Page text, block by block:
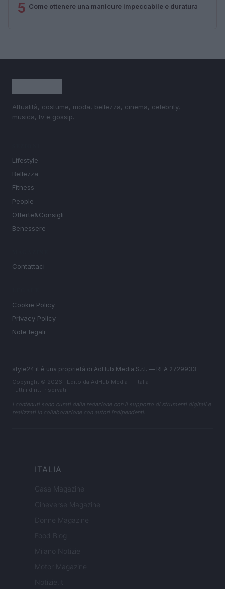
5 Come ottenere una manicure impeccabile e duratura
Attualità, costume, moda, bellezza, cinema, celebrity,
musica, tv e gossip.
Lifestyle
Bellezza
Fitness
People
Offerte&Consigli
Benessere
Contattaci
Cookie Policy
Privacy Policy
Note legali
style24.it è una proprietà di AdHub Media S.r.l. — REA 2729933
Copyright © 2026 · Edito da AdHub Media — Italia
Tutti i diritti riservati
I contenuti sono curati dalla redazione con il supporto di strumenti digitali e
realizzati in collaborazione con autori indipendenti.
ITALIA
Casa Magazine
Cineverse Magazine
Donne Magazine
Food Blog
Milano Notizie
Motor Magazine
Notizie.it